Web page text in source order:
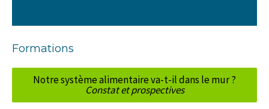
Formations
Notre système alimentaire va-t-il dans le mur ?
Constat et prospectives